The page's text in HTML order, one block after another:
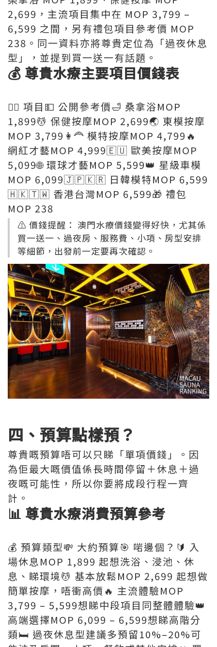
2,699，主流項目集中在 MOP 3,799 –
6,599 之間，另有禮包項目參考價 MOP
238。同一資料亦將尊貴定位為「過夜休息
型」，並提到買一送一有話題。
💰 尊貴水療主要項目價錢表
💆‍♂️ 項目💵 公開參考價🛁 桑拿浴MOP
1,899💆 保健按摩MOP 2,699🌏 東模按摩
MOP 3,799👩‍🦰 模特按摩MOP 4,799🔥
網紅才藝MOP 4,999🇪🇺 歐美按摩MOP
5,099🌐 環球才藝MOP 5,599👑 星級車模
MOP 6,099🇯🇵🇰🇷 日韓模特MOP 6,599
🇭🇰🇹🇼 香港台灣MOP 6,599🎁 禮包
MOP 238
⚠️ 價錢提醒： 澳門水療價錢變得好快，尤其係
買一送一、過夜房、服務費、小項、房型安排
等細節，出發前一定要再次確認。
四、預算點樣預？
尊貴嘅預算唔可以只睇「單項價錢」。因
為佢最大嘅價值係長時間停留＋休息＋過
夜嘅可能性，所以你要將成段行程一齊
計。
📊 尊貴水療消費預算參考
💰 預算類型💸 大約預算🎯 啱邊個？🔰 入
場休息MOP 1,899 起想洗浴、浸池、休
息、睇環境💆 基本放鬆MOP 2,699 起想做
簡單按摩，唔衝高價🔥 主流體驗MOP
3,799 – 5,599想睇中段項目同整體體驗👑
高端選擇MOP 6,099 – 6,599想睇高階分
類🛏️ 過夜休息型建議多預留10%–20%可